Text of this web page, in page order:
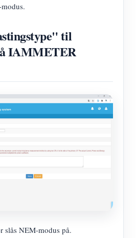
til
IAMMETER
slås NEM-modus på.